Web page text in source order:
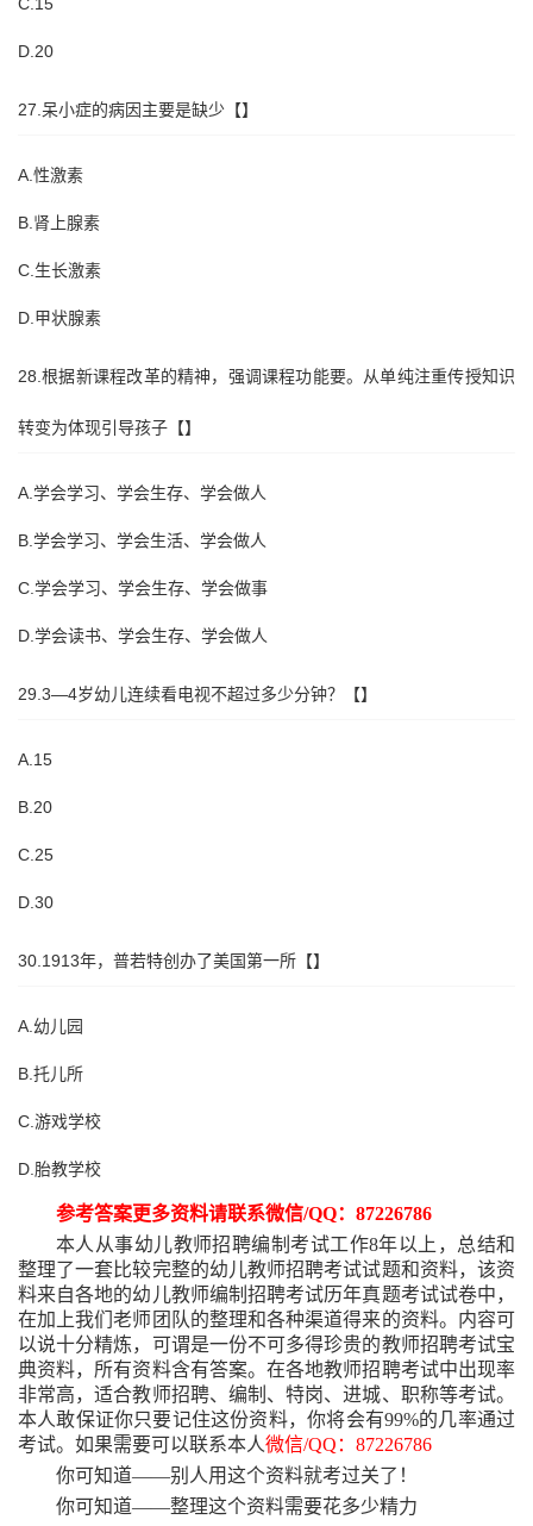
D.20
27.呆小症的病因主要是缺少【】
A.性激素
B.肾上腺素
C.生长激素
D.甲状腺素
28.根据新课程改革的精神，强调课程功能要。从单纯注重传授知识
转变为体现引导孩子【】
A.学会学习、学会生存、学会做人
B.学会学习、学会生活、学会做人
C.学会学习、学会生存、学会做事
D.学会读书、学会生存、学会做人
29.3—4岁幼儿连续看电视不超过多少分钟？【】
A.15
B.20
C.25
D.30
30.1913年，普若特创办了美国第一所【】
A.幼儿园
B.托儿所
C.游戏学校
D.胎教学校
参考答案更多资料请联系微信/QQ：87226786
本人从事幼儿教师招聘编制考试工作8年以上，总结和
整理了一套比较完整的幼儿教师招聘考试试题和资料，该资
料来自各地的幼儿教师编制招聘考试历年真题考试试卷中，
在加上我们老师团队的整理和各种渠道得来的资料。内容可
以说十分精炼，可谓是一份不可多得珍贵的教师招聘考试宝
典资料，所有资料含有答案。在各地教师招聘考试中出现率
非常高，适合教师招聘、编制、特岗、进城、职称等考试。
本人敢保证你只要记住这份资料，你将会有99%的几率通过
考试。如果需要可以联系本人微信/QQ：87226786
你可知道——别人用这个资料就考过关了！
你可知道——整理这个资料需要花多少精力